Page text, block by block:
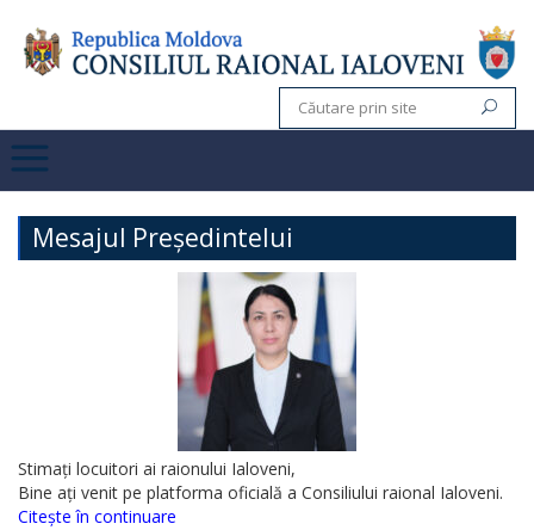
Mesajul Președintelui
Stimați locuitori ai raionului Ialoveni,
Bine ați venit pe platforma oficială a Consiliului raional Ialoveni.
Citește în continuare